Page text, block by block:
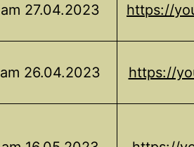
am 27.04.2023 https://
am 26.04.2023 https://